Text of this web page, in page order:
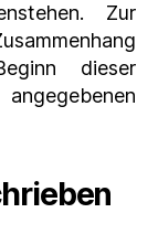
Zur
dieser